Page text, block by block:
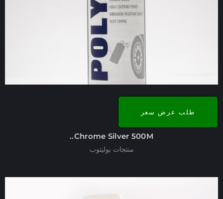
طلب عرض سعر
Chrome Silver 500M..
منتجات بوليتوب